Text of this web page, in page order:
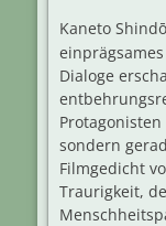
Kaneto
Dialoge
sondern
Filmgedicht
Traurigkeit,